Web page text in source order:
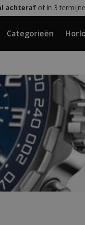
achteraf of in 3
Categorieën